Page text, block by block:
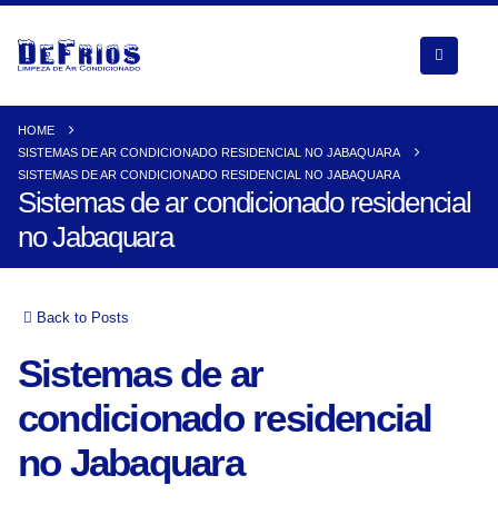
HOME
SISTEMAS DE AR CONDICIONADO RESIDENCIAL NO JABAQUARA
SISTEMAS DE AR CONDICIONADO RESIDENCIAL NO JABAQUARA
Sistemas de ar condicionado residencial
no Jabaquara
Back to Posts
Sistemas de ar
condicionado residencial
no Jabaquara